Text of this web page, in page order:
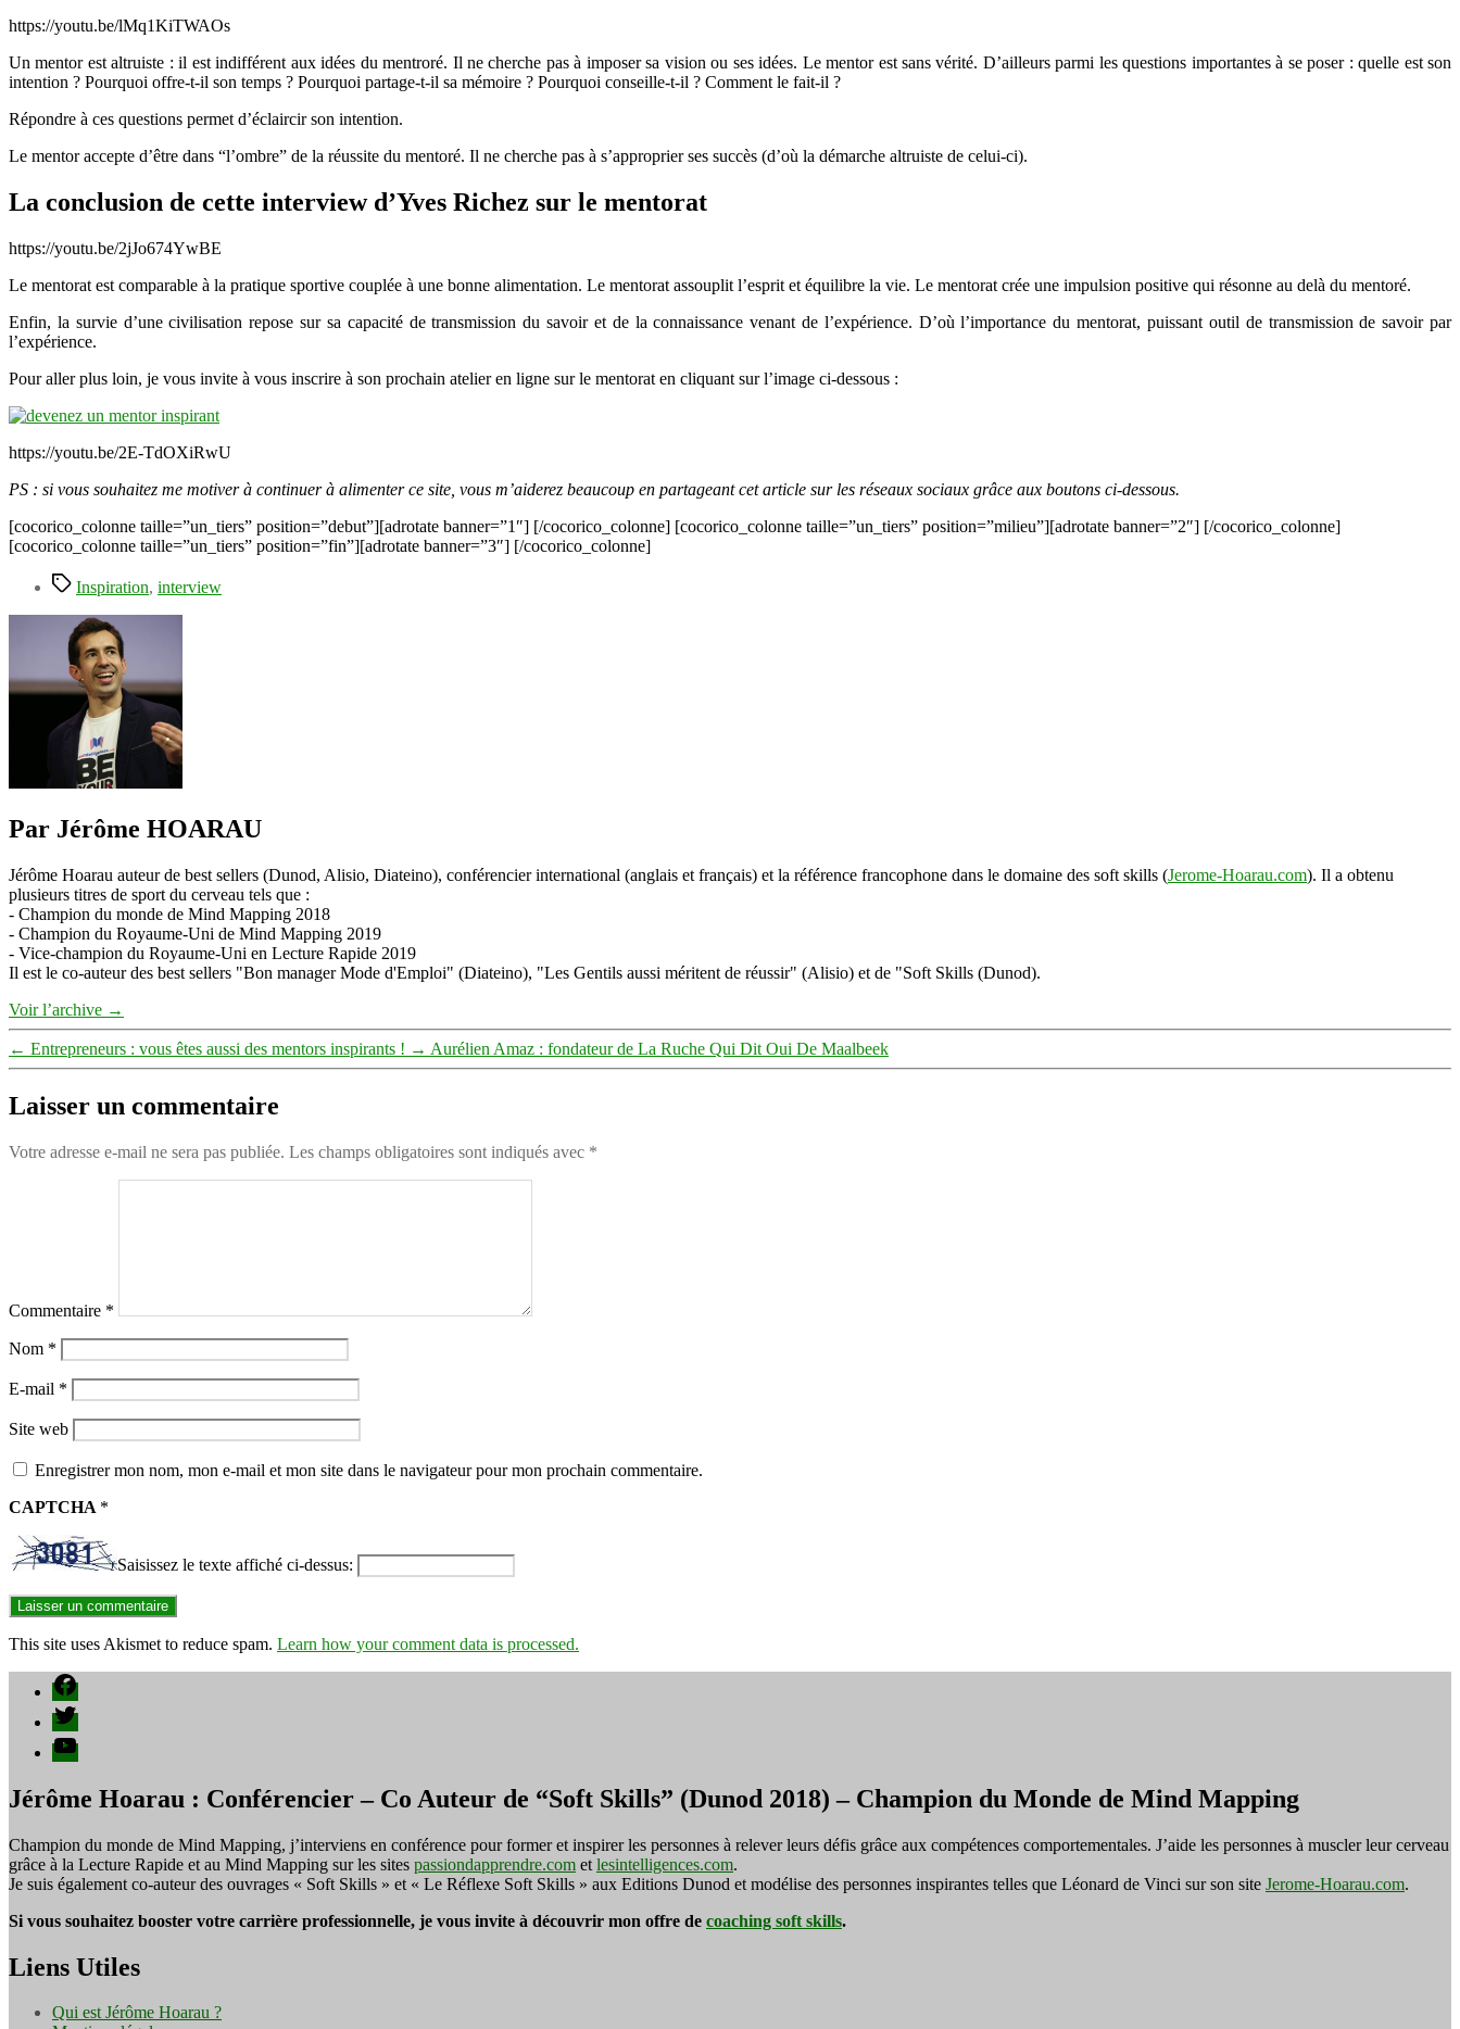
https://youtu.be/lMq1KiTWAOs
Un mentor est altruiste : il est indifférent aux idées du mentroré. Il ne cherche pas à imposer sa vision ou ses idées. Le mentor est sans vérité. D’ailleurs parmi les questions importantes à se poser : quelle est son
intention ? Pourquoi offre-t-il son temps ? Pourquoi partage-t-il sa mémoire ? Pourquoi conseille-t-il ? Comment le fait-il ?
Répondre à ces questions permet d’éclaircir son intention.
Le mentor accepte d’être dans “l’ombre” de la réussite du mentoré. Il ne cherche pas à s’approprier ses succès (d’où la démarche altruiste de celui-ci).
La conclusion de cette interview d’Yves Richez sur le mentorat
https://youtu.be/2jJo674YwBE
Le mentorat est comparable à la pratique sportive couplée à une bonne alimentation. Le mentorat assouplit l’esprit et équilibre la vie. Le mentorat crée une impulsion positive qui résonne au delà du mentoré.
Enfin, la survie d’une civilisation repose sur sa capacité de transmission du savoir et de la connaissance venant de l’expérience. D’où l’importance du mentorat, puissant outil de transmission de savoir par
l’expérience.
Pour aller plus loin, je vous invite à vous inscrire à son prochain atelier en ligne sur le mentorat en cliquant sur l’image ci-dessous :
https://youtu.be/2E-TdOXiRwU
PS : si vous souhaitez me motiver à continuer à alimenter ce site, vous m’aiderez beaucoup en partageant cet article sur les réseaux sociaux grâce aux boutons ci-dessous.
[cocorico_colonne taille=”un_tiers” position=”debut”][adrotate banner=”1″] [/cocorico_colonne] [cocorico_colonne taille=”un_tiers” position=”milieu”][adrotate banner=”2″] [/cocorico_colonne]
[cocorico_colonne taille=”un_tiers” position=”fin”][adrotate banner=”3″] [/cocorico_colonne]
Étiquettes
Inspiration, interview
Par Jérôme HOARAU
Jérôme Hoarau auteur de best sellers (Dunod, Alisio, Diateino), conférencier international (anglais et français) et la référence francophone dans le domaine des soft skills (Jerome-Hoarau.com). Il a obtenu
plusieurs titres de sport du cerveau tels que :
- Champion du monde de Mind Mapping 2018
- Champion du Royaume-Uni de Mind Mapping 2019
- Vice-champion du Royaume-Uni en Lecture Rapide 2019
Il est le co-auteur des best sellers "Bon manager Mode d'Emploi" (Diateino), "Les Gentils aussi méritent de réussir" (Alisio) et de "Soft Skills (Dunod).
Voir l’archive →
← Entrepreneurs : vous êtes aussi des mentors inspirants ! → Aurélien Amaz : fondateur de La Ruche Qui Dit Oui De Maalbeek
Laisser un commentaire
Votre adresse e-mail ne sera pas publiée. Les champs obligatoires sont indiqués avec *
Commentaire *
Nom *
E-mail *
Site web
Enregistrer mon nom, mon e-mail et mon site dans le navigateur pour mon prochain commentaire.
CAPTCHA *
Saisissez le texte affiché ci-dessus:
This site uses Akismet to reduce spam. Learn how your comment data is processed.
Facebook
Twitter
YouTube
Jérôme Hoarau : Conférencier – Co Auteur de “Soft Skills” (Dunod 2018) – Champion du Monde de Mind Mapping
Champion du monde de Mind Mapping, j’interviens en conférence pour former et inspirer les personnes à relever leurs défis grâce aux compétences comportementales. J’aide les personnes à muscler leur cerveau
grâce à la Lecture Rapide et au Mind Mapping sur les sites passiondapprendre.com et lesintelligences.com.
Je suis également co-auteur des ouvrages « Soft Skills » et « Le Réflexe Soft Skills » aux Editions Dunod et modélise des personnes inspirantes telles que Léonard de Vinci sur son site Jerome-Hoarau.com.
Si vous souhaitez booster votre carrière professionnelle, je vous invite à découvrir mon offre de coaching soft skills.
Liens Utiles
Qui est Jérôme Hoarau ?